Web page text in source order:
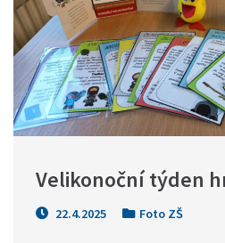
Velikonoční týden
22.4.2025 Foto ZŠ